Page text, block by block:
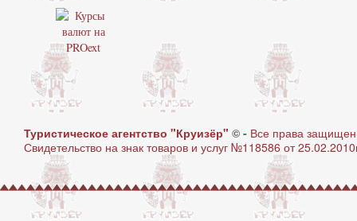
Туристическое агентство "Круизёр" © - Все права
Свидетельство на знак товаров и услуг №118586 от